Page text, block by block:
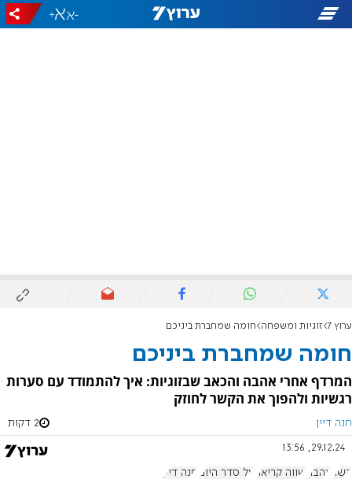
-
+
ערוץ 7 זוגיות ומשפחה חומה שמחברת ביניכם
חומה שמחברת ביניכם
המרדף אחרי אהבה והכאב שבזוגיות: איך להתמודד עם סערות
רגשיות ולהפוך את הקשר לחוזק
חנה דיין 2 דקות
29.12.24, 13:56
קשר אהבה שווה קריאה על סדר היום חנה דיין